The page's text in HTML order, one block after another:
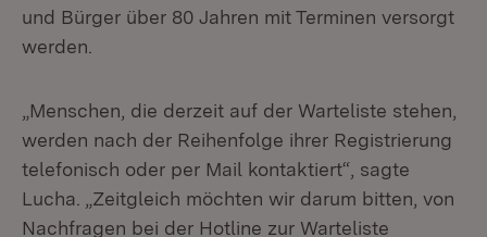
und Bürger über 80 Jahren mit Terminen versorgt
werden.
„Menschen, die derzeit auf der Warteliste stehen,
werden nach der Reihenfolge ihrer Registrierung
telefonisch oder per Mail kontaktiert“, sagte
Lucha. „Zeitgleich möchten wir darum bitten, von
Nachfragen bei der Hotline zur Warteliste